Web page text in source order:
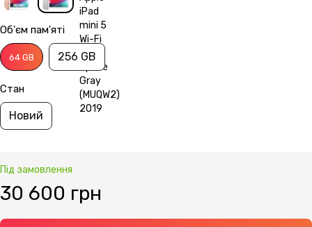
Об'єм пам'яті
64 GB 256 GB
Стан
Новий
Під замовлення
30 600 грн